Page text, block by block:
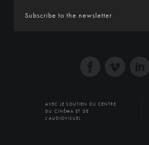
AVEC LE SOUTIEN DU CENTRE
DU CINÉMA ET DE
L'AUDIOVISUEL